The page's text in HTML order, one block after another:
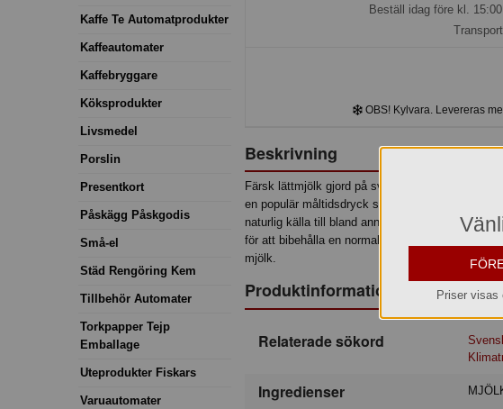
Kaffe Te Automatprodukter
Kaffeautomater
Kaffebryggare
Köksprodukter
Livsmedel
Porslin
Presentkort
Påskägg Påskgodis
Små-el
Städ Rengöring Kem
Tillbehör Automater
Torkpapper Tejp
Emballage
Uteprodukter Fiskars
Varuautomater
Beställ idag före kl.
OBS! Kylvara. Levereras
Beskrivning
Färsk lättmjölk gjord på svensk mjölk från
en populär måltidsdryck som även passar
naturlig källa till bland annat protein, kalcium
för att bibehålla en normal benstomme.
mjölk.
Produktinformation
Relaterade sökord
Ingredienser
Priser visas